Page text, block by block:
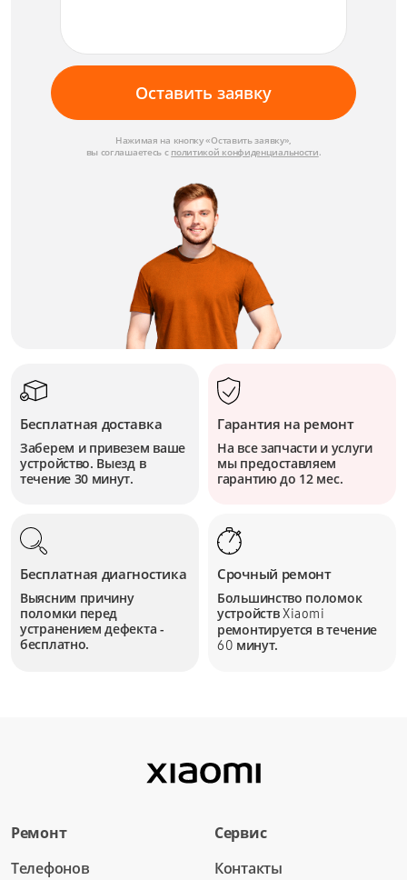
Оставить заявку
Нажимая на кнопку «Оставить заявку»,
вы соглашаетесь с политикой конфиденциальности.
Бесплатная доставка
Заберем и привезем ваше
устройство. Выезд в
течение 30 минут.
Гарантия на ремонт
На все запчасти и услуги
мы предоставляем
гарантию до 12 мес.
Бесплатная диагностика
Выясним причину
поломки перед
устранением дефекта -
бесплатно.
Срочный ремонт
Большинство поломок
устройствXiaomi
ремонтируется в течение
60 минут.
Ремонт
Телефонов
Сервис
Контакты